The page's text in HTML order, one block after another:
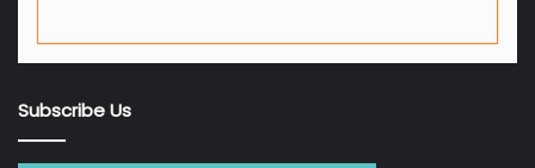
Subscribe Us